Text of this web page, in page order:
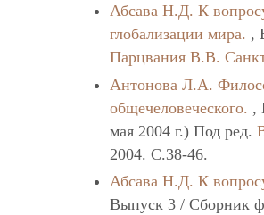
Абсава Н.Д. К
глобализации мира. ,
Парцвания В.В.
Антонова Л.А.
общечеловеческого. ,
мая 2004 г.) Под ред.
2004. C.38-46.
Абсава Н.Д. К
Выпуск 3 / Сборник